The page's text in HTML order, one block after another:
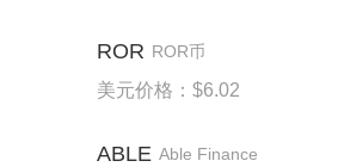
ROR ROR币
美元价格：$6.02
ABLE Able Finance